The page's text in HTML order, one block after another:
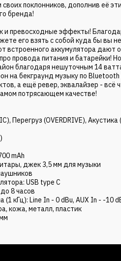
поклонников, дополнив её
бренда!
и превосходные эффекты!
его взять с собой куда бы вы
встроенного аккумулятора дают
провода питания и батарейки!
благодаря нешуточным 14
на бекграунд музыку по Bluetooth
а ещё ревер, эквалайзер - всё
потрясающем качестве!
Перегруз (OVERDRIVE), Акустика
mAh
джек 3,5 мм для музыки
USB type C
8 часов
(1 кГц): Line In - 0 dBu, AUX In - -10
кожа, металл, пластик